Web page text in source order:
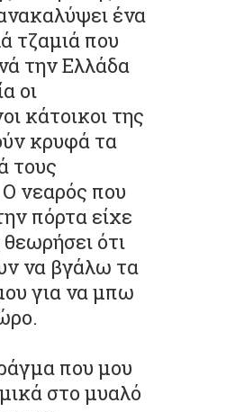
ένα
τζαμιά που
την Ελλάδα
οι
κάτοικοι της
κρυφά τα
τους
νεαρός που
πόρτα είχε
ότι
να βγάλω τα
για να μπω
που μου
στο μυαλό